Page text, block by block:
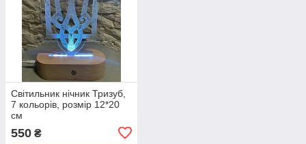
Світильник нічник Тризуб,
7 кольорів, розмір 12*20
см
550 ₴